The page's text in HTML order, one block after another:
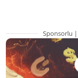
Sponsorlu |